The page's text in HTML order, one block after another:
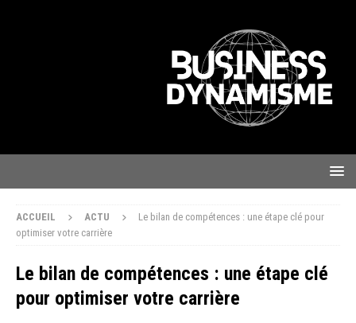
ACCUEIL ACTU
Le bilan de compétences : une étape clé pour
optimiser votre carrière
Le bilan de compétences : une étape clé
pour optimiser votre carrière